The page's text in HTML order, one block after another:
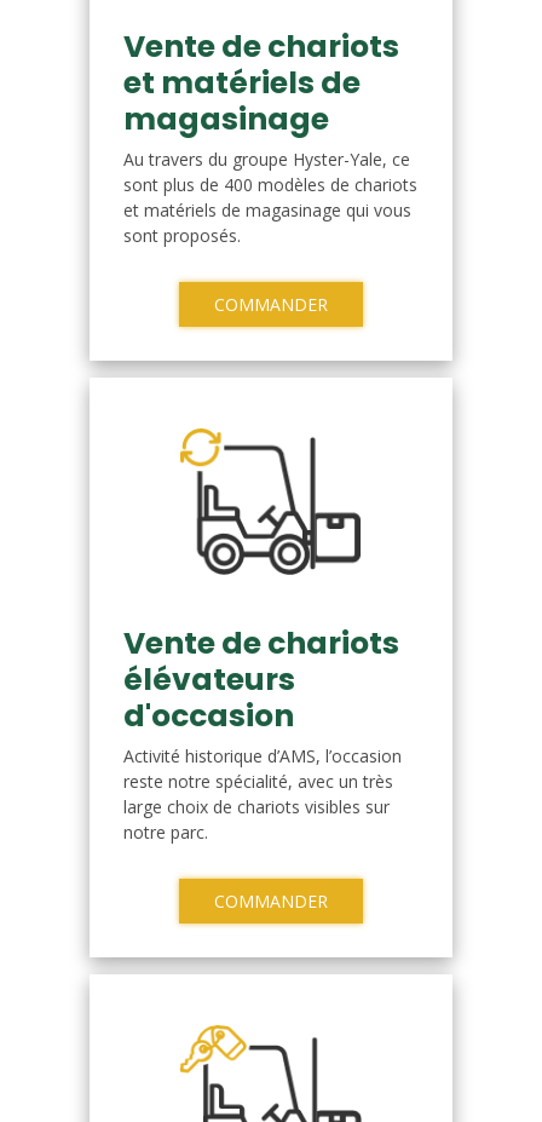
Vente de chariots
et matériels de
magasinage
Au travers du groupe Hyster-Yale, ce
sont plus de 400 modèles de chariots
et matériels de magasinage qui vous
sont proposés.
COMMANDER
Vente de chariots
élévateurs
d'occasion
Activité historique d’AMS, l’occasion
reste notre spécialité, avec un très
large choix de chariots visibles sur
notre parc.
COMMANDER